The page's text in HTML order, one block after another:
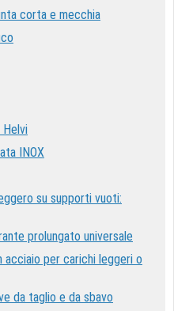
corta e mecchia
INOX
su supporti vuoti:
prolungato universale
acciaio per carichi leggeri o
da taglio e da sbavo